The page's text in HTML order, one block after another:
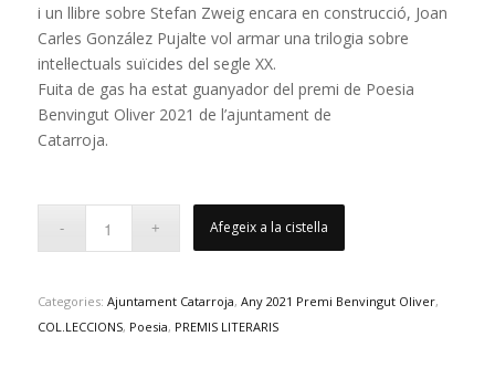
i un llibre sobre Stefan Zweig encara en construcció, Joan
Carles González Pujalte vol armar una trilogia sobre
intel·lectuals suïcides del segle XX.
Fuita de gas ha estat guanyador del premi de Poesia
Benvingut Oliver 2021 de l’ajuntament de
Catarroja.
Afegeix a la cistella
Categories: Ajuntament Catarroja, Any 2021 Premi Benvingut Oliver,
COL.LECCIONS, Poesia, PREMIS LITERARIS